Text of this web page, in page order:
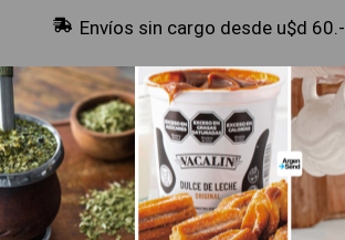
Envíos sin cargo desde u$d 60.-
🔥 Alfajores y Golosinas